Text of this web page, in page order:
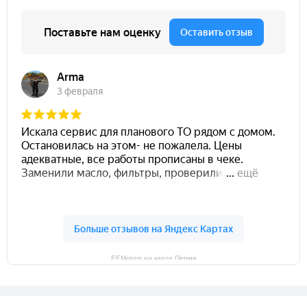
EEMotors на карте Перми